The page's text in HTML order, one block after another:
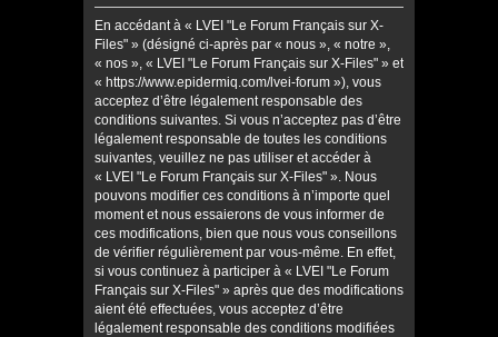
En accédant à « LVEI "Le Forum Français sur X-
Files" » (désigné ci-après par « nous », « notre »,
« nos », « LVEI "Le Forum Français sur X-Files" » et
« https://www.epidermiq.com/lvei-forum »), vous
acceptez d’être légalement responsable des
conditions suivantes. Si vous n’acceptez pas d’être
légalement responsable de toutes les conditions
suivantes, veuillez ne pas utiliser et accéder à
« LVEI "Le Forum Français sur X-Files" ». Nous
pouvons modifier ces conditions à n’importe quel
moment et nous essaierons de vous informer de
ces modifications, bien que nous vous conseillons
de vérifier régulièrement par vous-même. En effet,
si vous continuez à participer à « LVEI "Le Forum
Français sur X-Files" » après que des modifications
aient été effectuées, vous acceptez d’être
légalement responsable des conditions modifiées